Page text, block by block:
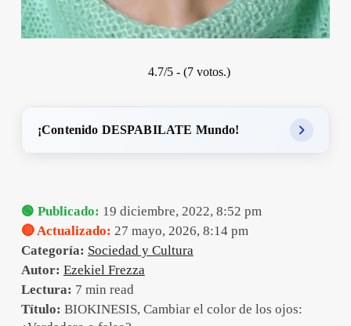
4.7/5 - (7 votos.)
¡Contenido DESPABILATE Mundo!
🟢 Publicado: 19 diciembre, 2022, 8:52 pm
🔴 Actualizado: 27 mayo, 2026, 8:14 pm
Categoría: Sociedad y Cultura
Autor: Ezekiel Frezza
Lectura: 7 min read
Título: BIOKINESIS, Cambiar el color de los ojos: